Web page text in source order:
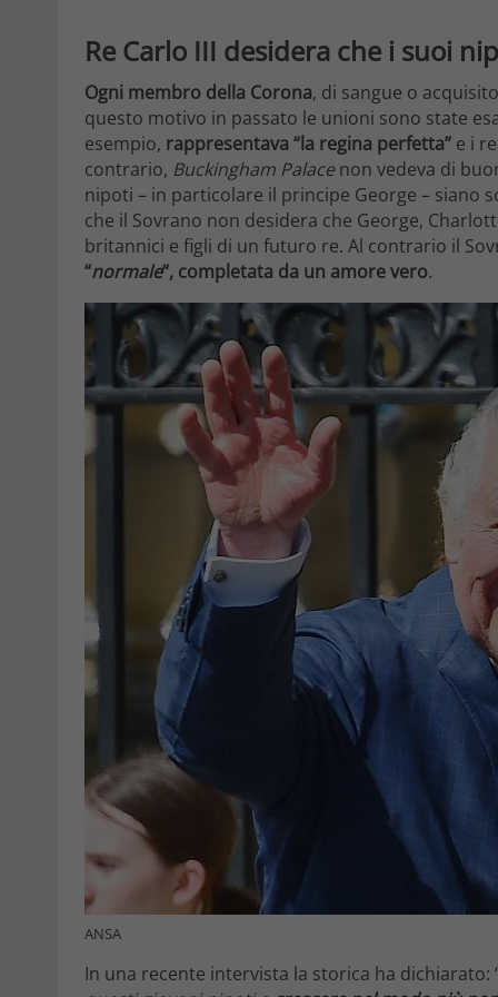
Re Carlo III desidera che i suoi
Ogni membro della Corona, di sangue o
questo motivo in passato le unioni sono state
esempio, rappresentava “la regina perfetta” e i
contrario, Buckingham Palacenon vedeva di
nipoti – in particolare il principe George – siano
che il Sovrano non desidera che George,
britannici e figli di un futuro re. Al contrario il
“normale“, completata da un amore vero.
ANSA
In una recente intervista la storica ha dichiarato: